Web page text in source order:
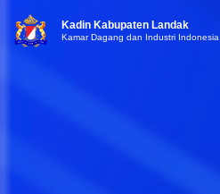
Kadin Kabupaten Landak
Kamar Dagang dan Industri Indonesia